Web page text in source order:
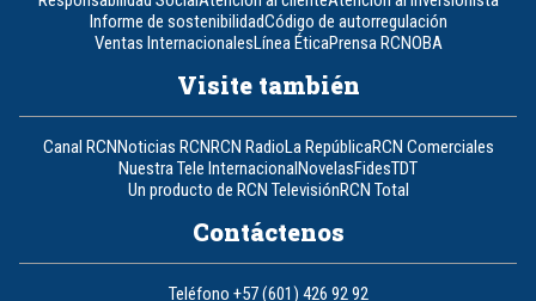
Informe de sostenibilidadCódigo de autorregulación
Ventas InternacionalesLínea ÉticaPrensa RCNOBA
Visite también
Canal RCNNoticias RCNRCN RadioLa RepúblicaRCN Comerciales
Nuestra Tele InternacionalNovelasFidesTDT
Un producto de RCN TelevisiónRCN Total
Contáctenos
Teléfono +57 (601) 426 92 92